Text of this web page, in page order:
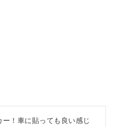
！車に貼っても良い感じ